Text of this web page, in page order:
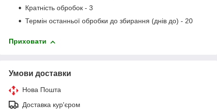
Кратність обробок - 3
Термін останньої обробки до збирання (днів до) - 20
Приховати
Умови доставки
Нова Пошта
Доставка кур'єром